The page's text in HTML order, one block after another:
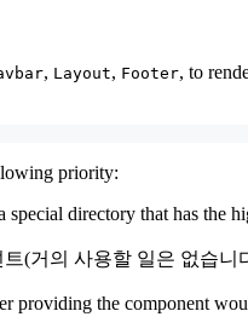
, Layout, Footer, to
priority:
directory that has the
(거의 사용할 일은 없습니
providing the component